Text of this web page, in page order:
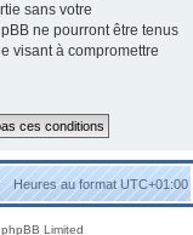
sans votre
ne pourront être tenus
visant à compromettre
Heures au formatUTC+01:00
Limited